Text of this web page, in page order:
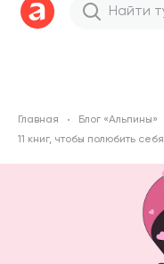
Главная Блог «Альпины»
11 книг, чтобы полюбить себя